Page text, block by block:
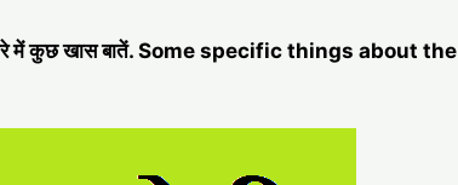
बारे में कुछ खास बातें. Some specific things about the